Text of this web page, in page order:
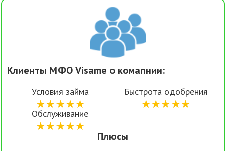
Клиенты МФО Visame о комапнии:
Условия займа
Быстрота одобрения
Обслуживание
Плюсы